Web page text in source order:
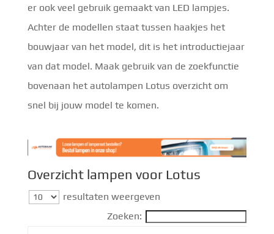
er ook veel gebruik gemaakt van LED lampjes.
Achter de modellen staat tussen haakjes het
bouwjaar van het model, dit is het introductiejaar
van dat model. Maak gebruik van de zoekfunctie
bovenaan het autolampen Lotus overzicht om
snel bij jouw model te komen.
Overzicht lampen voor Lotus
resultaten weergeven
Zoeken: